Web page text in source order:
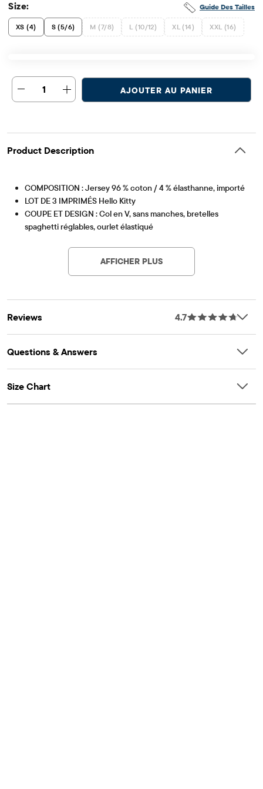
Guide Des Tailles
Size:
XS (4) S (5/6) M (7/8) L (10/12) XL (14) XXL (16)
1 AJOUTER AU PANIER
Product Description
COMPOSITION : Jersey 96 % coton / 4 % élasthanne, importé
LOT DE 3 IMPRIMÉS Hello Kitty
COUPE ET DESIGN : Col en V, sans manches, bretelles
spaghetti réglables, ourlet élastiqué
AFFICHER PLUS
Reviews 4.7
Questions & Answers
Size Chart